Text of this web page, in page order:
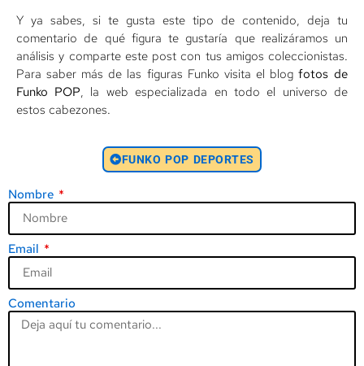
Y ya sabes, si te gusta este tipo de contenido, deja tu
comentario de qué figura te gustaría que realizáramos un
análisis y comparte este post con tus amigos coleccionistas.
Para saber más de las figuras Funko visita el blog fotos de
Funko POP, la web especializada en todo el universo de
estos cabezones.
FUNKO POP DEPORTES
Nombre
Email
Comentario